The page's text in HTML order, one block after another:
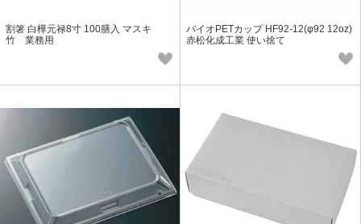
割箸 白樺元禄8寸 100膳入 マスキ
竹 業務用
バイオPETカップ HF92-12(φ92 12oz)
赤松化成工業 使い捨て